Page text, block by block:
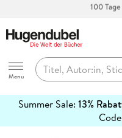
Hugendubel
Menu
Summer Sale: 13%
Code
erfahren